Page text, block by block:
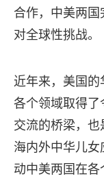
合作，中美两
对全球性挑战。
近年来，美国
各个领域取得
交流的桥梁，也
海内外中华儿
动中美两国在